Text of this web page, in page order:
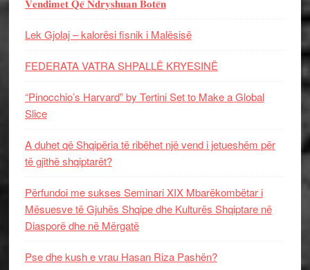
𝐕𝐞𝐧𝐝𝐢𝐦𝐞𝐭 𝐐𝐞̈ 𝐍𝐝𝐫𝐲𝐬𝐡𝐮𝐚𝐧 𝐁𝐨𝐭𝐞̈𝐧
Lek Gjolaj – kalorësi fisnik i Malësisë
FEDERATA VATRA SHPALLË KRYESINË
“Pinocchio’s Harvard” by Tertini Set to Make a Global
Slice
A duhet që Shqipëria të ribëhet një vend i jetueshëm për
të gjithë shqiptarët?
Përfundoi me sukses Seminari XIX Mbarëkombëtar i
Mësuesve të Gjuhës Shqipe dhe Kulturës Shqiptare në
Diasporë dhe në Mërgatë
Pse dhe kush e vrau Hasan Riza Pashën?